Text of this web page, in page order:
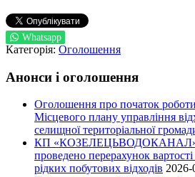
Whatsapp
Категорія: Оголошення
Анонси і оголошення
Оголошення про початок
Місцевого плану управління
селищної територіальної
КП «КОЗЕЛЕЦЬВОДОКАНАЛ»
проведено перерахунок
рідких побутових відходів 2026-